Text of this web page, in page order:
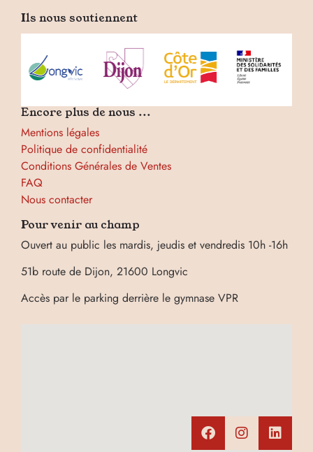
Ils nous soutiennent
Encore plus de nous ...
Mentions légales
Politique de confidentialité
Conditions Générales de Ventes
FAQ
Nous contacter
Pour venir au champ
Ouvert au public les mardis, jeudis et vendredis 10h -16h
51b route de Dijon, 21600 Longvic
Accès par le parking derrière le gymnase VPR